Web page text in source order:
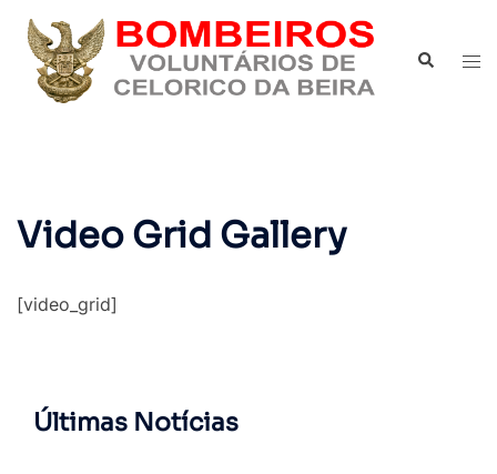
Saltar
para
conteúdo
Pesquisar
Video Grid Gallery
[video_grid]
Últimas Notícias